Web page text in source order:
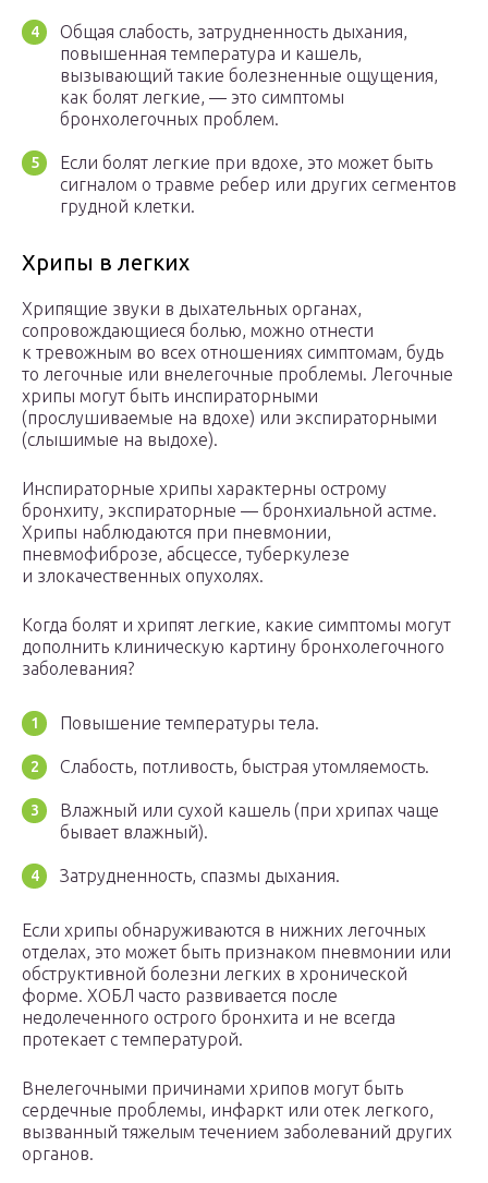
Общая слабость, затрудненность дыхания,
повышенная температура и кашель,
вызывающий такие болезненные ощущения,
как болят легкие, — это симптомы
бронхолегочных проблем.
Если болят легкие при вдохе, это может быть
сигналом о травме ребер или других сегментов
грудной клетки.
Хрипы в легких
Хрипящие звуки в дыхательных органах,
сопровождающиеся болью, можно отнести
к тревожным во всех отношениях симптомам, будь
то легочные или внелегочные проблемы. Легочные
хрипы могут быть инспираторными
(прослушиваемые на вдохе) или экспираторными
(слышимые на выдохе).
Инспираторные хрипы характерны острому
бронхиту, экспираторные — бронхиальной астме.
Хрипы наблюдаются при пневмонии,
пневмофиброзе, абсцессе, туберкулезе
и злокачественных опухолях.
Когда болят и хрипят легкие, какие симптомы могут
дополнить клиническую картину бронхолегочного
заболевания?
Повышение температуры тела.
Слабость, потливость, быстрая утомляемость.
Влажный или сухой кашель (при хрипах чаще
бывает влажный).
Затрудненность, спазмы дыхания.
Если хрипы обнаруживаются в нижних легочных
отделах, это может быть признаком пневмонии или
обструктивной болезни легких в хронической
форме. ХОБЛ часто развивается после
недолеченного острого бронхита и не всегда
протекает с температурой.
Внелегочными причинами хрипов могут быть
сердечные проблемы, инфаркт или отек легкого,
вызванный тяжелым течением заболеваний других
органов.